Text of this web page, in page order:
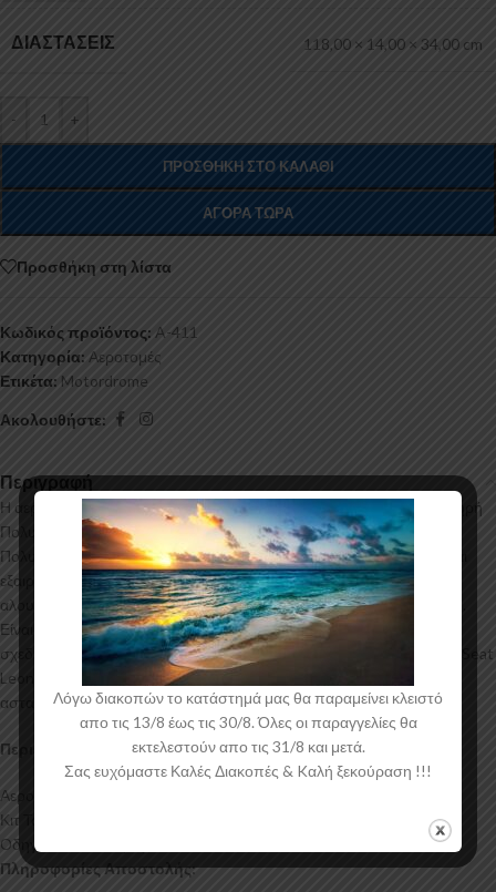
ΔΙΑΣΤΆΣΕΙΣ 118,00 × 14,00 × 34,00 cm
- +
ΠΡΟΣΘΉΚΗ ΣΤΟ ΚΑΛΆΘΙ
ΑΓΟΡΆ ΤΏΡΑ
Προσθήκη στη λίστα
Κωδικός προϊόντος: A-411
Κατηγορία: Αεροτομές
Ετικέτα: Motordrome
Ακολουθήστε:
Περιγραφή
Η αεροτομή οροφής για το Seat Leon Mk3 κατασκευάζεται από σκληρή
Πολυουρεθάνη υψηλής πιέσεως και ΟΧΙ από πολυεστέρα. Η
Πολυουρεθάνη είναι ένα πιο ανθεκτικό και ακριβό υλικό με εύκολη και
εξαιρετική εφαρμογή. Όλες οι αεροτομές παράγονται σε καλούπια
αλουμινίου για αυξημένη ποιότητα και αντοχή στη μαζική παραγωγή.
Είναι ελεγμένα για ανθεκτικότητα σε υψηλές θερμοκρασίες και έχουν
σχεδιαστεί με την καλύτερη λεπτομέρεια. Η αεροτομή οροφής για το Seat
Leon Mk3 έρχεται στο χρώμα του υλικού. Το προϊόν θα πρέπει να
ασταρωθεί και στη συνέχεια να βαφτεί στο χρώμα της επιλογής σας.
Περιεχόμενα Συσκευασίας:
Αεροτομή Οροφής Seat Leon Mk3
Κιτ Τοποθέτησης
Οδηγίες Τοποθέτησης
Πληροφορίες Αποστολής:
Λόγω διακοπών το κατάστημά μας θα παραμείνει κλειστό
απο τις 13/8 έως τις 30/8. Όλες οι παραγγελίες θα
εκτελεστούν απο τις 31/8 και μετά.
Σας ευχόμαστε Καλές Διακοπές & Kαλή ξεκούραση !!!